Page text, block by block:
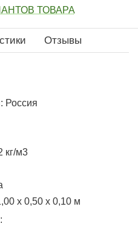
ТОВАРА
Отзывы
Россия
кг/м3
х 0,50 х 0,10 м